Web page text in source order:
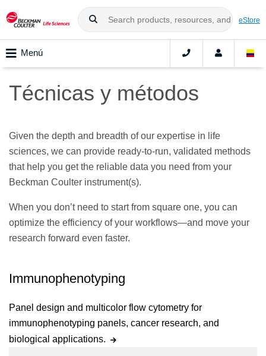
eStore
Menú
Técnicas y métodos
Given the depth and breadth of our expertise in life
sciences, we can provide ready-to-run, validated methods
that help you get the reliable data you need from your
Beckman Coulter instrument(s).
When you don’t need to start from square one, you can
optimize the efficiency of your workflows—and move your
research forward even faster.
Immunophenotyping
Panel design and multicolor flow cytometry for
immunophenotyping panels, cancer research, and
biological applications.